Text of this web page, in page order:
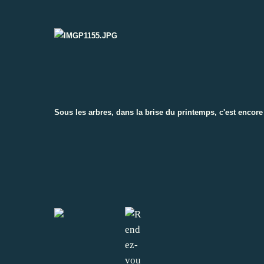
Sous les arbres, dans la brise du printemps, c'est